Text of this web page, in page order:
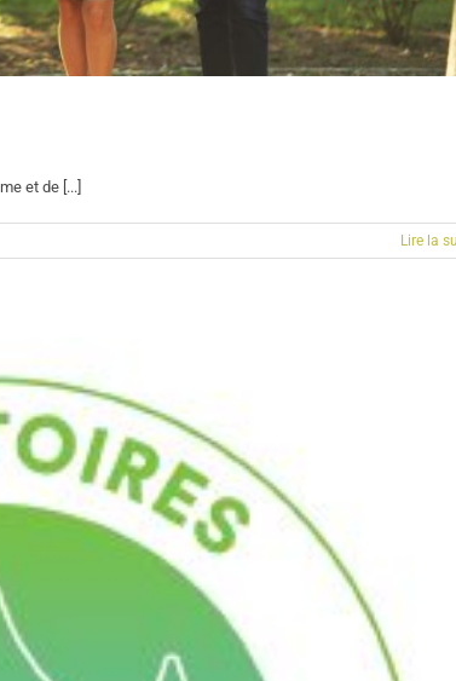
et de [...]
Lire la